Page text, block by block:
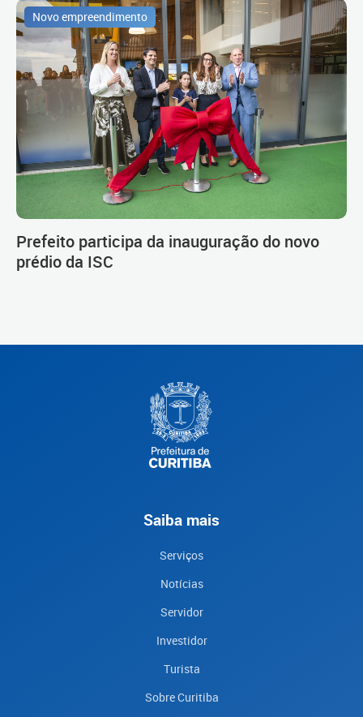
Novo empreendimento
Prefeito participa da inauguração do novo
prédio da ISC
Saiba mais
Serviços
Notícias
Servidor
Investidor
Turista
Sobre Curitiba